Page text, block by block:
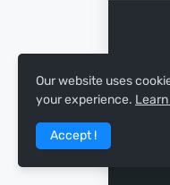
Our website uses
your experience.
Accept !